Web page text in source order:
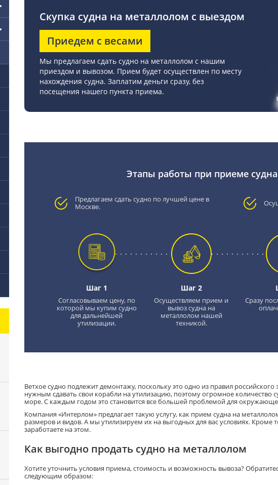
Скупка судна на металлолом с выездом
Приедем с весами
Мы предлагаем сдать судно на металлолом с нашим
приездом и вывозом. Прием будет осуществлен по месту
нахождения судна. Заплатим деньги сразу, без
посещения нашего пункта приема.
Этапы работы при приеме
Предлагаем сдать судно по лучшей цене в
Москве.
Шаг 1
Согласовываем цену, по
которой мы купим судно
для дальнейшей
утилизации.
Шаг 2
Осуществляем прием и
вывоз судна на
металлолом нашей
техникой.
Сразу
Ветхое судно подлежит демонтажу, поскольку это одно из правил
нужным сдавать свои корабли на утилизацию, поэтому огромное
море. С каждым годом это становится все большей проблемой для
Компания «Интерлом» предлагает такую услугу, как прием судна на
размеров и видов. А мы утилизируем их на выгодных для вас условиях. Кроме
заработаете на этом.
Как выгодно продать судно на металлолом
Хотите уточнить условия приема, стоимость и возможность вывоза?
следующим образом: